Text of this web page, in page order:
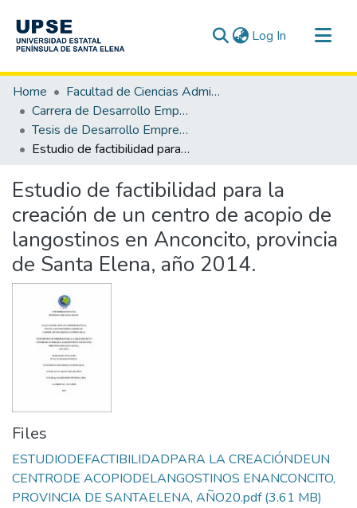
Log In (current)
Communities & Collections
All of DSpace
Statistics
Home
Facultad de Ciencias Administrativas
Carrera de Desarrollo Empresarial
Tesis de Desarrollo Empresarial
Estudio de factibilidad para la creación de un centro de acopio de langostinos en Anconcito, provincia de Santa Elena, año 2014.
Estudio de factibilidad para la
creación de un centro de acopio de
langostinos en Anconcito, provincia
de Santa Elena, año 2014.
Files
ESTUDIODEFACTIBILIDADPARA LA CREACIÓNDEUN
CENTRODE ACOPIODELANGOSTINOS ENANCONCITO,
PROVINCIA DE SANTAELENA, AÑO20.pdf(3.61 MB)